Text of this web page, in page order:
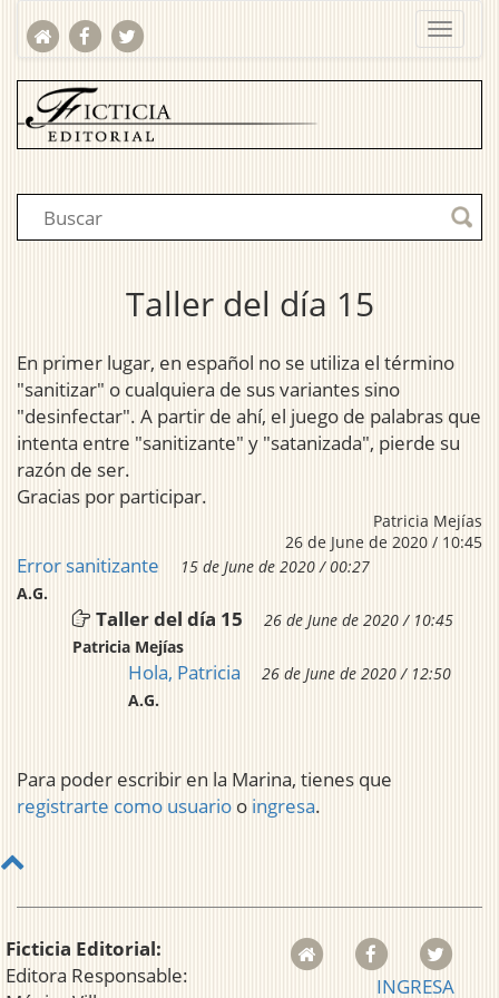
Taller del día 15
En primer lugar, en español no se utiliza el término
"sanitizar" o cualquiera de sus variantes sino
"desinfectar". A partir de ahí, el juego de palabras que
intenta entre "sanitizante" y "satanizada", pierde su
razón de ser.
Gracias por participar.
Patricia Mejías
26 de June de 2020 / 10:45
Error sanitizante
15 de June de 2020 / 00:27
A.G.
Taller del día 15
26 de June de 2020 / 10:45
Patricia Mejías
Hola, Patricia
26 de June de 2020 / 12:50
A.G.
Para poder escribir en la Marina, tienes que
registrarte como usuario o ingresa.
Ficticia Editorial:
Editora Responsable:
INGRESA